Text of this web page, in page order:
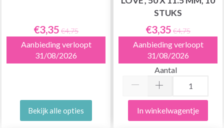
€3,35 €4,75
Aanbieding verloopt
31/08/2026
Bekijk alle opties
STUKS
€3,35 €4,75
Aanbieding verloopt
31/08/2026
Aantal
In winkelwagentje